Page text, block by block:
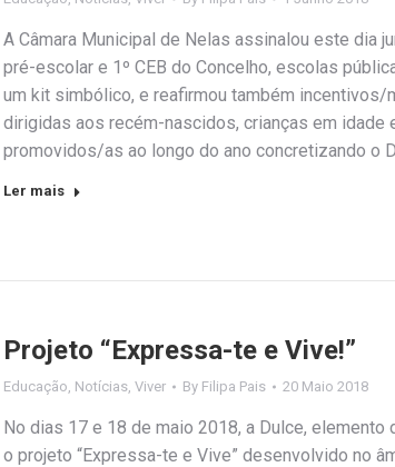
A Câmara Municipal de Nelas assinalou este dia
pré-escolar e 1º CEB do Concelho, escolas
um kit simbólico, e reafirmou também
dirigidas aos recém-nascidos, crianças em idade
promovidos/as ao longo do ano concretizando o
Ler mais
Projeto “Expressa-te e Vive!”
Educação Notícias Viver By Filipa Pais 20 Maio 2018
No dias 17 e 18 de maio 2018, a Dulce, elemento
o projeto “Expressa-te e Vive” desenvolvido no